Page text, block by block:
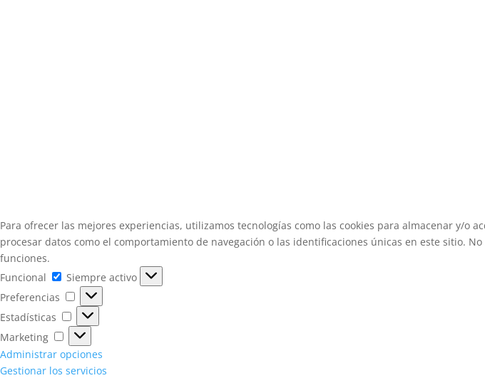
Para ofrecer las mejores experiencias, utilizamos tecnologías como las cookies para almacenar y/
procesar datos como el comportamiento de navegación o las identificaciones únicas en este sitio.
funciones.
Funcional
Funcional
Siempre activo
Preferencias
Preferencias
Estadísticas
Estadísticas
Marketing
Marketing
Administrar opciones
Gestionar los servicios